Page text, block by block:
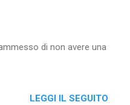
di non avere una
LEGGI IL SEGUITO